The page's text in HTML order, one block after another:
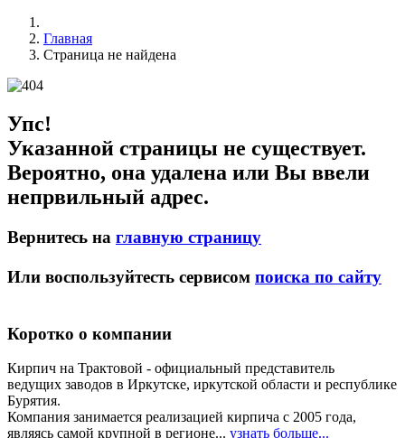
Главная
Страница не найдена
Упс!
Указанной страницы не существует.
Вероятно, она удалена или Вы ввели
непрвильный адрес.
Вернитесь на главную страницу
Или воспользуйтесть сервисом поиска по сайту
Коротко о компании
Кирпич на Трактовой - официальный представитель
ведущих заводов в Иркутске, иркутской области и республике
Бурятия.
Компания занимается реализацией кирпича с 2005 года,
являясь самой крупной в регионе... узнать больше...